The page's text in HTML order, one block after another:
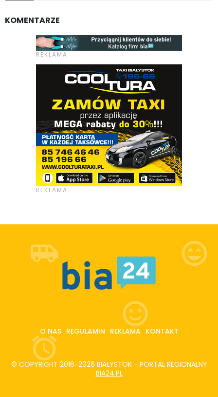
KOMENTARZE
O NAS REGULAMIN REKLAMA KONTAKT
© COPYRIGHT 2016-2026 BIAŁYSTOK - PORTAL REGIONALNY
BIA24.PL